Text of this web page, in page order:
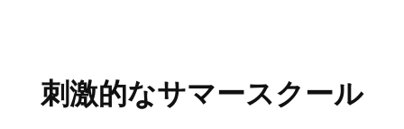
刺激的なサマースクール